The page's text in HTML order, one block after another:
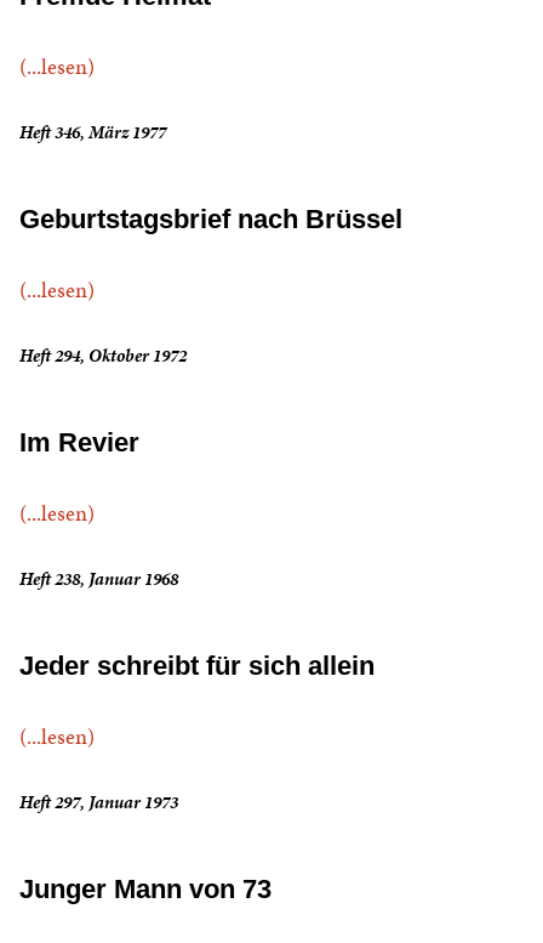
(...lesen)
Heft 346, März 1977
Geburtstagsbrief nach Brüssel
(...lesen)
Heft 294, Oktober 1972
Im Revier
(...lesen)
Heft 238, Januar 1968
Jeder schreibt für sich allein
(...lesen)
Heft 297, Januar 1973
Junger Mann von 73